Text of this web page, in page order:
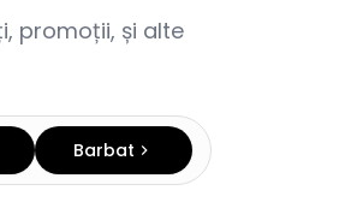
promoții, și alte
Barbat